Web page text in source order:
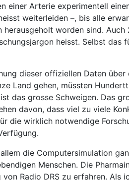
einer Arterie experimentell
weiterleiden –, bis alle
herausgeholt worden sind.
heisst. Selbst
dieser offiziellen Daten
Land gehen, müssten
das grosse Schweigen. Das
davon, dass viel zu viele
die wirklich notwendige
die Computersimulation
Menschen. Die
Radio DRS zu erfahren.